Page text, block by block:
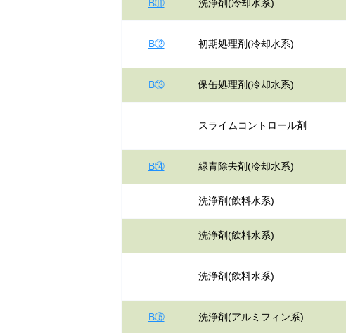
B⑪ 洗浄剤(冷却水系)
B⑫ 初期処理剤(冷却水系)
B⑬ 保缶処理剤(冷却水系)
スライムコントロール剤
B⑭ 緑青除去剤(冷却水系)
洗浄剤(飲料水系)
洗浄剤(飲料水系)
洗浄剤(飲料水系)
B⑮ 洗浄剤(アルミフィン系)